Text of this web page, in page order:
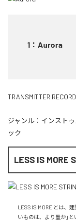
1 ： Aurora
TRANSMITTER
ジャンル： インスト
ック
LESS IS MORE
LESS IS MORE とは、
いものは、より豊か」